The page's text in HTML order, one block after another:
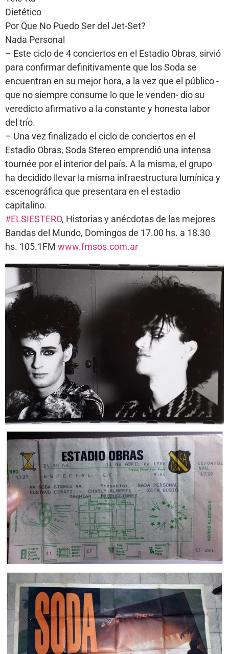
Dietético
Por Que No Puedo Ser del Jet-Set?
Nada Personal
– Este ciclo de 4 conciertos en el Estadio Obras, sirvió
para confirmar definitivamente que los Soda se
encuentran en su mejor hora, a la vez que el público -
que no siempre consume lo que le venden- dio su
veredicto afirmativo a la constante y honesta labor
del trío.
– Una vez finalizado el ciclo de conciertos en el
Estadio Obras, Soda Stereo emprendió una intensa
tournée por el interior del país. A la misma, el grupo
ha decidido llevar la misma infraestructura lumínica y
escenográfica que presentara en el estadio
capitalino.
#ELSIESTERO, Historias y anécdotas de las mejores
Bandas del Mundo, Domingos de 17.00 hs. a 18.30
hs. 105.1FM www.fmsos.com.ar